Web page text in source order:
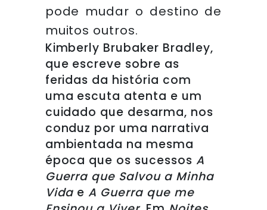
pode mudar o destino de
muitos outros.
Kimberly Brubaker Bradley,
que escreve sobre as
feridas da história com
uma escuta atenta e um
cuidado que desarma, nos
conduz por uma narrativa
ambientada na mesma
época que os sucessos A
Guerra que Salvou a Minha
Vida eA Guerra que me